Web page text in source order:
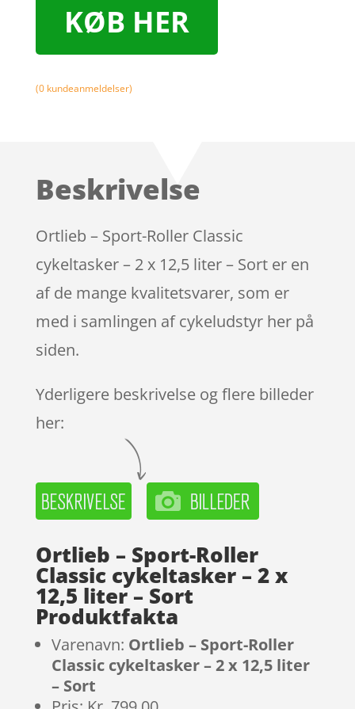
KØB HER
(0kundeanmeldelser)
Beskrivelse
Ortlieb – Sport-Roller Classic
cykeltasker – 2 x 12,5 liter – Sort er en
af de mange kvalitetsvarer, som er
med i samlingen af cykeludstyr her på
siden.
Yderligere beskrivelse og flere billeder
her:
Ortlieb – Sport-Roller
Classic cykeltasker – 2 x
12,5 liter – Sort
Produktfakta
Varenavn: Ortlieb – Sport-Roller
Classic cykeltasker – 2 x 12,5 liter
– Sort